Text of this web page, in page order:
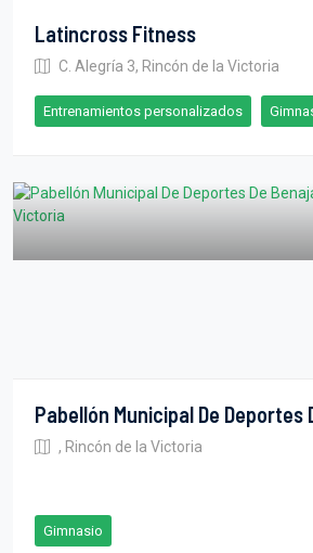
Latincross Fitness
C. Alegría 3, Rincón de la Victoria
Entrenamientos personalizados
Pabellón Municipal De Deportes
, Rincón de la Victoria
Gimnasio